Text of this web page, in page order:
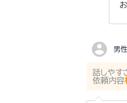
account_circle 男
話しやす
依頼内容